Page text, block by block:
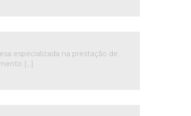
especializada na prestação de
[…]